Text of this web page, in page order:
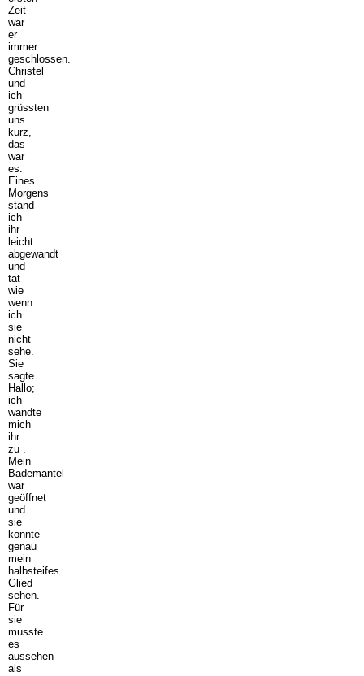
Zeit
war
er
immer
geschlossen.
Christel
und
ich
grüssten
uns
kurz,
das
war
es.
Eines
Morgens
stand
ich
ihr
leicht
abgewandt
und
tat
wie
wenn
ich
sie
nicht
sehe.
Sie
sagte
Hallo;
ich
wandte
mich
ihr
zu .
Mein
Bademantel
war
geöffnet
und
sie
konnte
genau
mein
halbsteifes
Glied
sehen.
Für
sie
musste
es
aussehen
als